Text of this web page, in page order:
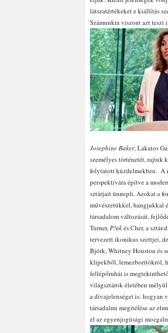
látszatértékeket e kiállítás
Számunkra viszont azt teszi
Josephine Baker, Lakatos
személyes történetét, rajtuk
folytatott küzdelmekben. A
perspektívára építve a
sztárjait ünnepli. Azokat a
művészetükkel, hangjukkal
társadalom változását,
Turner,P!nkés Cher, a
tervezett ikonikus szettjei,
Björk, Whitney Houston és
klipekből, lemezborítókról,
fellépőruhái is
világsztárok életében
a dívajelenséget is: hogyan
társadalmi megítélése az
el az egyenjogúsági